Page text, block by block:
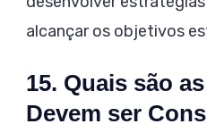
alcançar os objetivos
15. Quais são
Devem ser